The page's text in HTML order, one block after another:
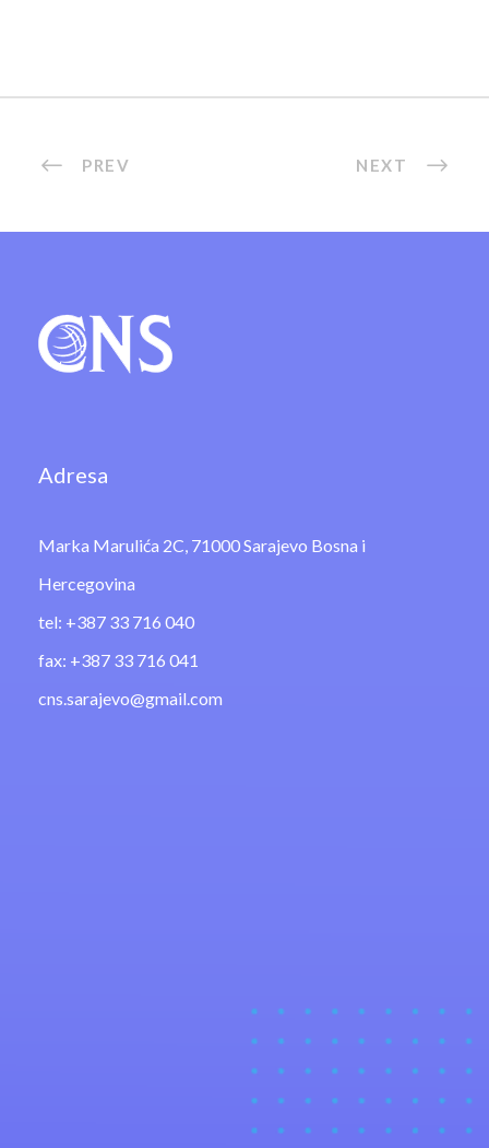
PREV NEXT
Adresa
Marka Marulića 2C, 71000 Sarajevo Bosna i
Hercegovina
tel: +387 33 716 040
fax: +387 33 716 041
cns.sarajevo@gmail.com